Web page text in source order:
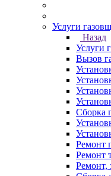
Услуги
Назад
Услуги
Вызов
Сборка
Ремонт
Ремонт
Ремонт,